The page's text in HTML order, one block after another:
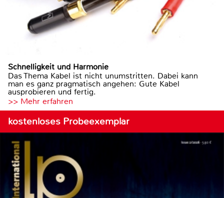
Schnelligkeit und Harmonie
Das Thema Kabel ist nicht unumstritten. Dabei kann
man es ganz pragmatisch angehen: Gute Kabel
ausprobieren und fertig.
>> Mehr erfahren
kostenloses Probeexemplar